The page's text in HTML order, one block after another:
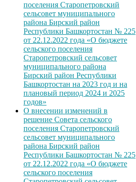
поселения Старопетровский
сельсовет муниципального
района Бирский район
Республики Башкортостан № 225
от 22.12.2022 года «О бюджете
сельского поселения
Старопетровский сельсовет
муниципального района
Бирский район Республики
Башкортостан на 2023 год и на
плановый период 2024 и 2025
годов»
О внесении изменений в
решение Совета сельского
поселения Старопетровский
сельсовет муниципального
района Бирский район
Республики Башкортостан № 225
от 22.12.2022 года «О бюджете
сельского поселения